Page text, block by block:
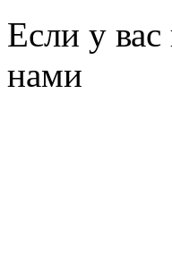
Если у
нами